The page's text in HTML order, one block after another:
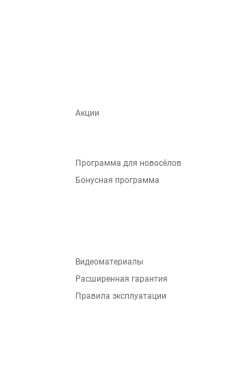
Акции
Программа для новосёлов
Бонусная программа
Видеоматериалы
Расширенная гарантия
Правила эксплуатации